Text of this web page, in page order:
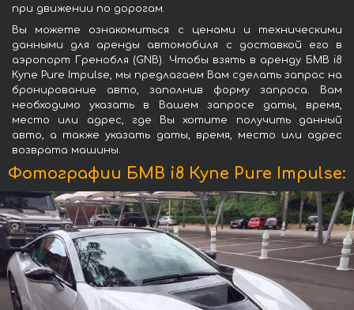
при движении по дорогам.
Вы можете ознакомиться с ценами и техническими
данными для аренды автомобиля с доставкой его в
аэропорт Гренобля (GNB). Чтобы взять в аренду БМВ i8
Купе Pure Impulse, мы предлагаем Вам сделать запрос на
бронирование авто, заполнив форму запроса. Вам
необходимо указать в Вашем запросе даты, время,
место или адрес, где Вы хотите получить данный
авто, а также указать даты, время, место или адрес
возврата машины.
Фотографии БМВ i8 Купе Pure Impulse: